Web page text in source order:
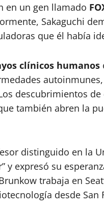
en un gen llamado
Sakaguchi
que él había
clínicos humanos
descubrimientos
también abren la
distinguido en la
y expresó su
trabaja en
desde San